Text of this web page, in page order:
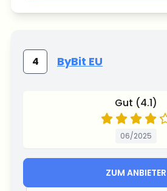
4 ByBit EU
Gut (4.1)
06/2025
ZUM ANBIETER